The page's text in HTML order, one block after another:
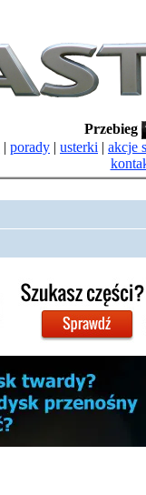
Przebieg
| porady | usterki | akcje